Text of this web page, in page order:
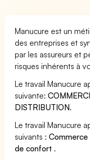
Manucure est un
des entreprises et
par les assureurs et
risques inhérents à
Le travail Manucure
suivante:
DISTRIBUTION.
Le travail Manucure
suivants :Commerce
de confort .